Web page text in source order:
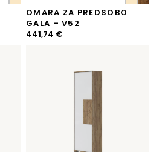
OMARA ZA PREDSOBO
GALA – V52
441,74 €